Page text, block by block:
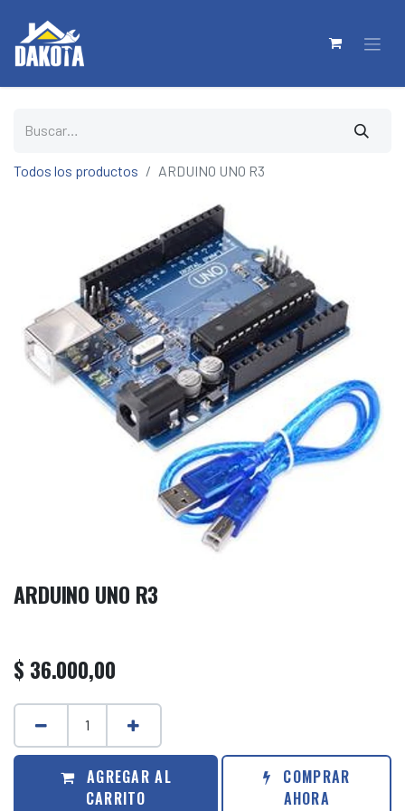
Todos los productos ARDUINO UNO R3
ARDUINO UNO R3
$ 36.000,00
AGREGAR AL
CARRITO
COMPRAR
AHORA